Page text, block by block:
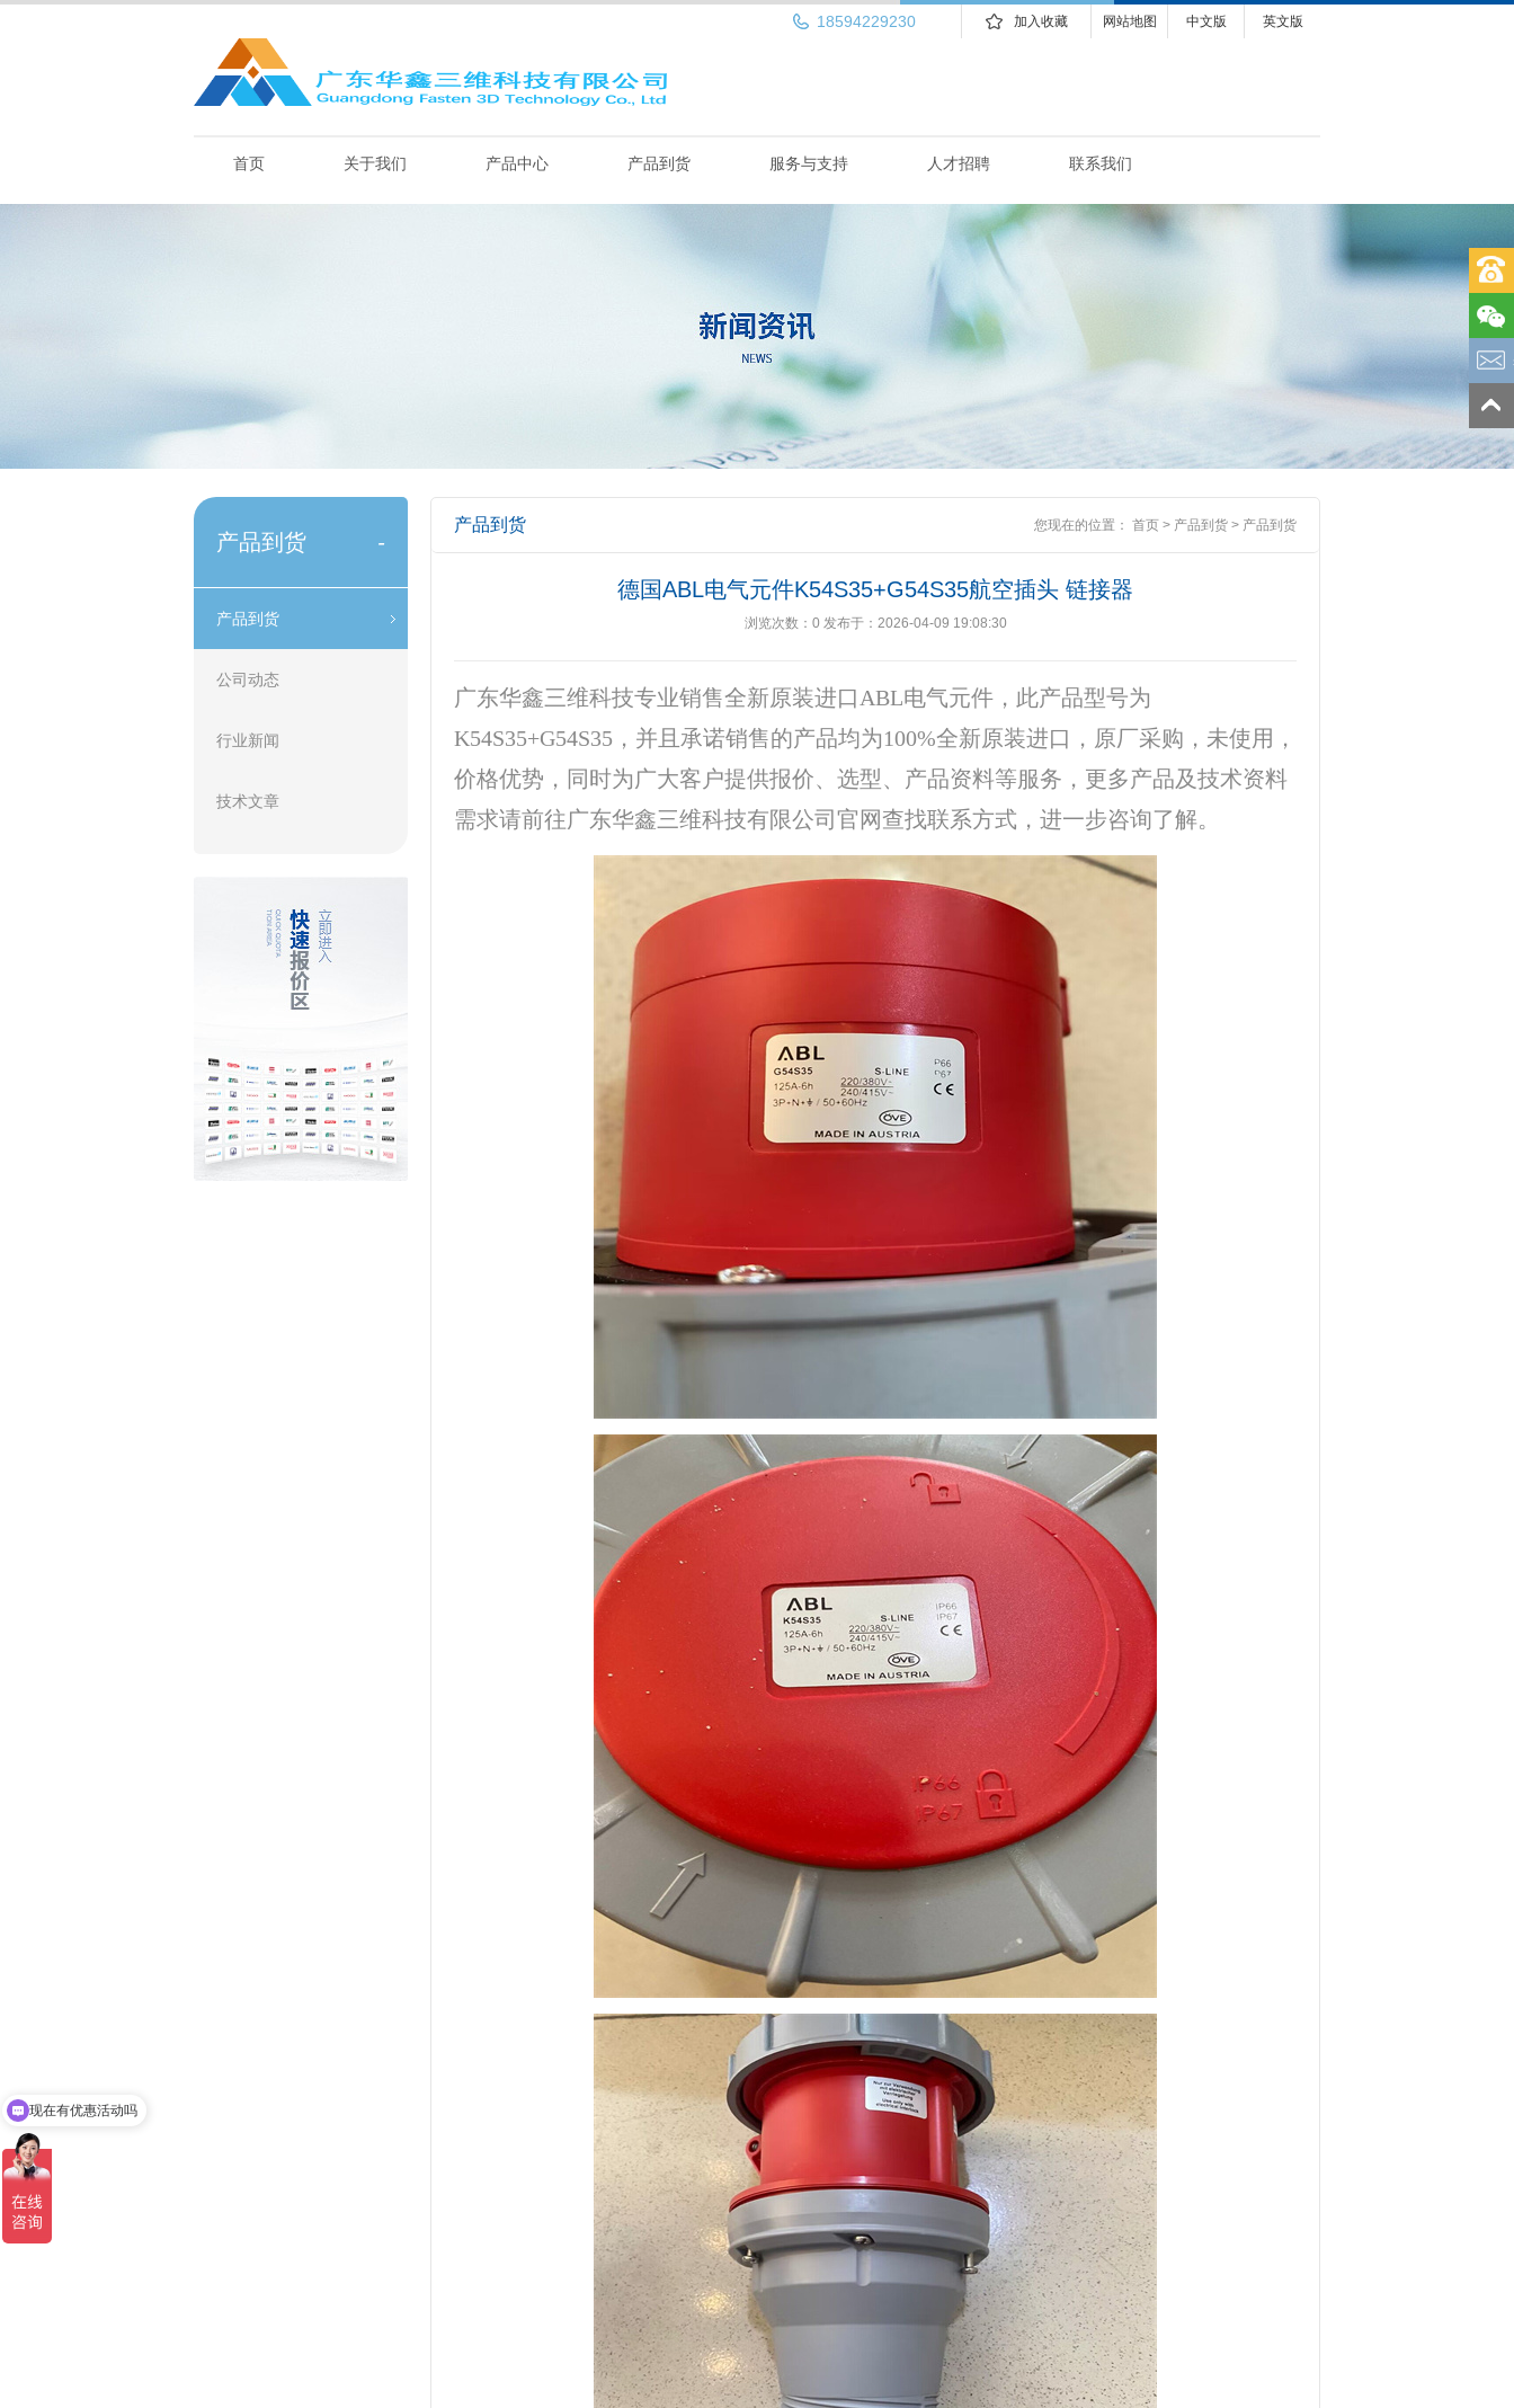
英文版
中文版
网站地图
加入收藏
18594229230
首页 关于我们 产品中心 产品到货 服务与支持 人才招聘 联系我们
产品到货 -
产品到货
公司动态
行业新闻
技术文章
产品到货 您现在的位置： 首页 > 产品到货 > 产品到货
德国ABL电气元件K54S35+G54S35航空插头 链接器
浏览次数： 0 发布于：2026-04-09 19:08:30
广东华鑫三维科技专业销售全新原装进口ABL电气元件，此产品型号为
K54S35+G54S35，并且承诺销售的产品均为100%全新原装进口，原厂采购，未使用，
价格优势，同时为广大客户提供报价、选型、产品资料等服务，更多产品及技术资料
需求请前往广东华鑫三维科技有限公司官网查找联系方式，进一步咨询了解。
可以介绍下你们的产品么